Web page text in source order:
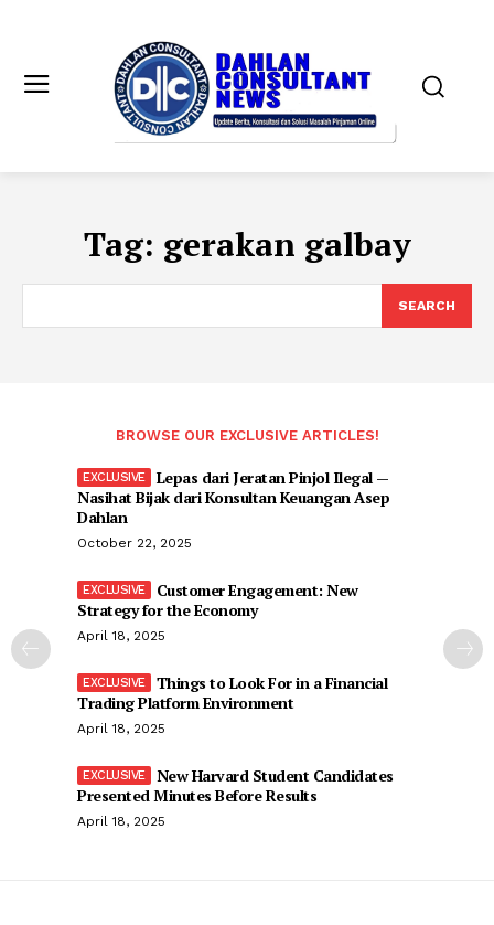
Tag: gerakan galbay
SEARCH
BROWSE OUR EXCLUSIVE ARTICLES!
Lepas dari Jeratan Pinjol Ilegal —
Nasihat Bijak dari Konsultan Keuangan Asep
Dahlan
October 22, 2025
Customer Engagement: New
Strategy for the Economy
April 18, 2025
Things to Look For in a Financial
Trading Platform Environment
April 18, 2025
New Harvard Student Candidates
Presented Minutes Before Results
April 18, 2025